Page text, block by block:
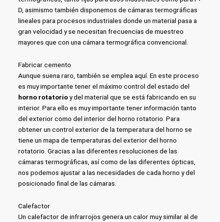
D, asimismo también disponemos de cámaras termográficas
lineales para procesos industriales donde un material pasa a
gran velocidad y se necesitan frecuencias de muestreo
mayores que con una cámara termográfica convencional.
Fabricar cemento
Aunque suena raro, también se emplea aquí. En este proceso
es muy importante tener el máximo control del estado del
horno rotatorioy del material que se está fabricando en su
interior. Para ello es muy importante tener información tanto
del exterior como del interior del horno rotatorio. Para
obtener un control exterior de la temperatura del horno se
tiene un mapa de temperaturas del exterior del horno
rotatorio. Gracias a las diferentes resoluciones de las
cámaras termográficas, así como de las diferentes ópticas,
nos podemos ajustar a las necesidades de cada horno y del
posicionado final de las cámaras.
Calefactor
Un calefactor de infrarrojos genera un calor muy similar al de